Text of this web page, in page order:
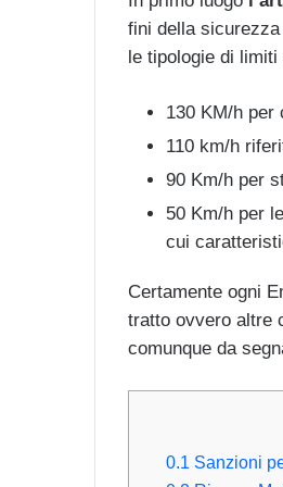
fini della
le tipologie di
130 KM/h per
110 km/h
90 Km/h per
50 Km/h per
cui
Certamente ogni
tratto ovvero altre
comunque da
0.1 Sanzioni